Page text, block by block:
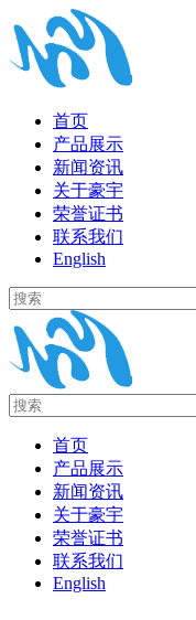
首页
产品展示
新闻资讯
关于豪宇
荣誉证书
联系我们
English
首页
产品展示
新闻资讯
关于豪宇
荣誉证书
联系我们
English